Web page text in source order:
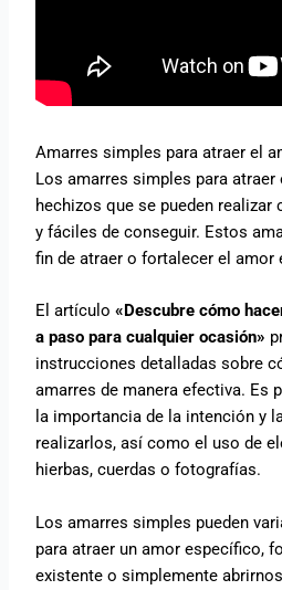
Amarres simples para atraer el
Los amarres simples para
hechizos que se pueden
y fáciles de conseguir. Estos
fin de atraer o fortalecer el amor
El artículo«Descubre cómo
a paso para cualquier ocasión»
instrucciones detalladas sobre
amarres de manera efectiva. Es
la importancia de la intención y
realizarlos, así como el uso de
hierbas, cuerdas o fotografías.
Los amarres simples pueden
para atraer un amor específico,
existente o simplemente